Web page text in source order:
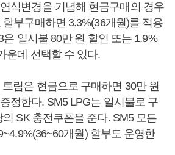
식변경을 기념해 현금구매의 경우
부구매하면 3.3%(36개월)를 적용
은 일시불 80만 원 할인 또는 1.9%
운데 선택할 수 있다.
림은 현금으로 구매하면 30만 원
정한다. SM5 LPG는 일시불로 구
SK 충전쿠폰을 준다. SM5 모든
개월) 할부도 운영한